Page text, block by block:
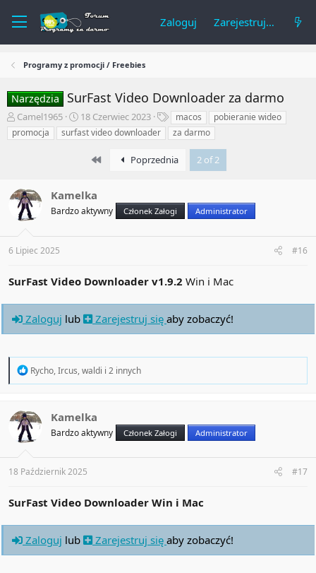
Zaloguj Zarejestruj się
Programy z promocji / Freebies
Narzędzia SurFast Video Downloader za darmo
A
u
t
e
m
a
Camel1965
R
o
z
z
t
18 Czerwiec 2023
T
a
g
macos
pobieranie wideo
promocja
surfast video downloader za darmo
First Poprzednia 2 of 2
Kamelka
Bardzo aktywny Członek Załogi Administrator
6 Lipiec 2025 #16
SurFast Video Downloader v1.9.2 Win i Mac
Zaloguj lub Zarejestruj się aby zobaczyć!
R
t
i
o
s
:
Rycho,Ircus,waldi i 2 innych
Kamelka
Bardzo aktywny Członek Załogi Administrator
18 Październik 2025 #17
SurFast Video Downloader Win i Mac
Zaloguj lub Zarejestruj się aby zobaczyć!